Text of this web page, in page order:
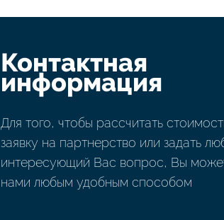
Контактная
информация
Для того, чтобы рассчитать
заявку на партнерство или задать
интересующий Вас вопрос, Вы
нами любым удобным способом